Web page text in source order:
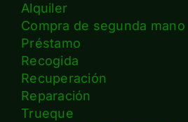
Alquiler
Compra de segunda mano
Préstamo
Recogida
Recuperación
Reparación
Trueque